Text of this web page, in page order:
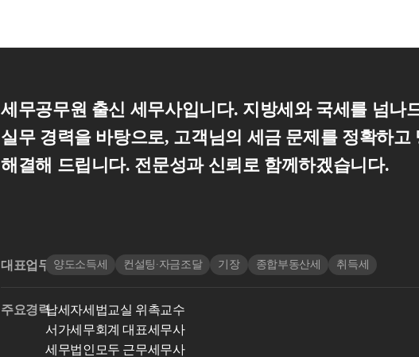
세무공무원 출신 세무사입니다. 지방세와 국세를 넘나
실무 경력을 바탕으로, 고객님의 세금 문제를 정확하고
해결해 드립니다. 전문성과 신뢰로 함께하겠습니다.
대표업무 양도소득세 컨설팅∙자금조달 기장 종합부동산세 취득세
주요경력납세자세법교실 위촉교수
서가세무회계 대표세무사
세무법인모두 근무세무사